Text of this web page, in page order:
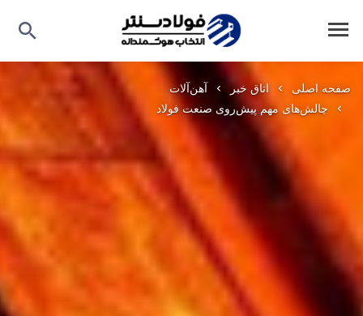
صفحه اصلی اتاق خبر
آهن‌آلات
چالش‌های مهم پیش‌روی صنعت فولاد